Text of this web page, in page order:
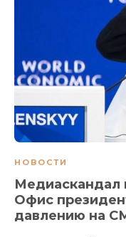
НОВОСТИ
Медиаскандал
Офис
давлению на